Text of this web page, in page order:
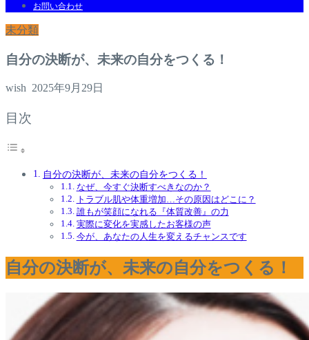
お問い合わせ
未分類
自分の決断が、未来の自分をつくる！
wish 2025年9月29日
目次
自分の決断が、未来の自分をつくる！
なぜ、今すぐ決断すべきなのか？
トラブル肌や体重増加…その原因はどこに？
誰もが笑顔になれる『体質改善』の力
実際に変化を実感したお客様の声
今が、あなたの人生を変えるチャンスです
自分の決断が、未来の自分をつくる！